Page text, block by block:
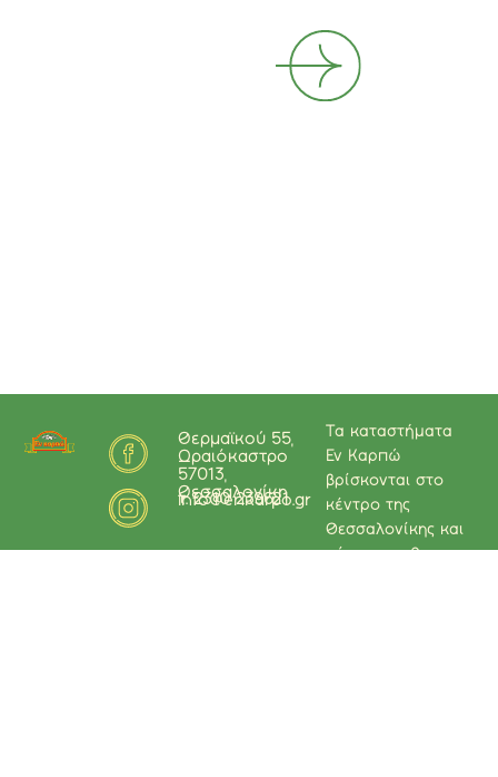
Θερμαϊκού 55,
Ωραιόκαστρο
57013,
Θεσσαλονίκη
τ. 2310 239621
info@enkarpo.gr
Τα καταστήματα
Εν Καρπώ
βρίσκονται στο
κέντρο της
Θεσσαλονίκης και
μέσα τους θα